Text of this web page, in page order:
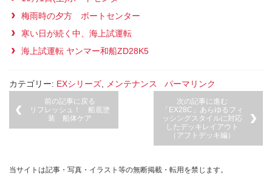
梅雨時の夕方 ボートセンター
寒い日が続く中、海上試運転
海上試運転 ヤンマー和船ZD28K5
カテゴリー: EXシリーズ メンテナンス パーマリンク
前の記事に戻る
リフレッシュ！ 船底塗
装 船体ケア
次の記事に進む
「EX28C」あらゆるフィ
ッシングスタイルに対応
したデッキレイアウト
（アフトデッキ編）
当サイトは記事・写真・イラスト等の無断掲載・転用を禁じます。